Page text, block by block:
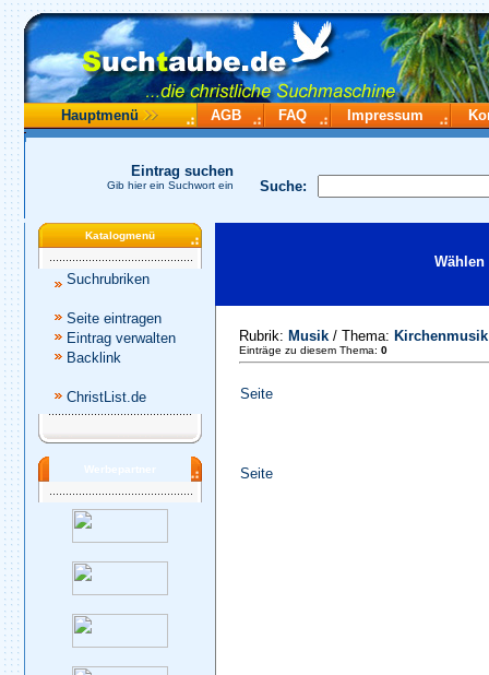
Hauptmenü AGB FAQ Impressum
Suche:
Eintrag suchen
Gib hier ein Suchwort ein
Katalogmenü
Suchrubriken
Seite eintragen
Eintrag verwalten
Backlink
ChristList.de
Werbepartner
Rubrik: Musik / Thema: Kirchenmusik
Einträge zu diesem Thema: 0
Seite
Seite